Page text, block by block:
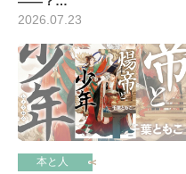
2026.07.23
本と人